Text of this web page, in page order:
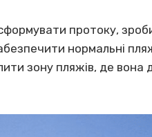
протоку,
нормальні
зону пляжів, де вона